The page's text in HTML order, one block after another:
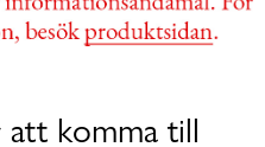
komma till